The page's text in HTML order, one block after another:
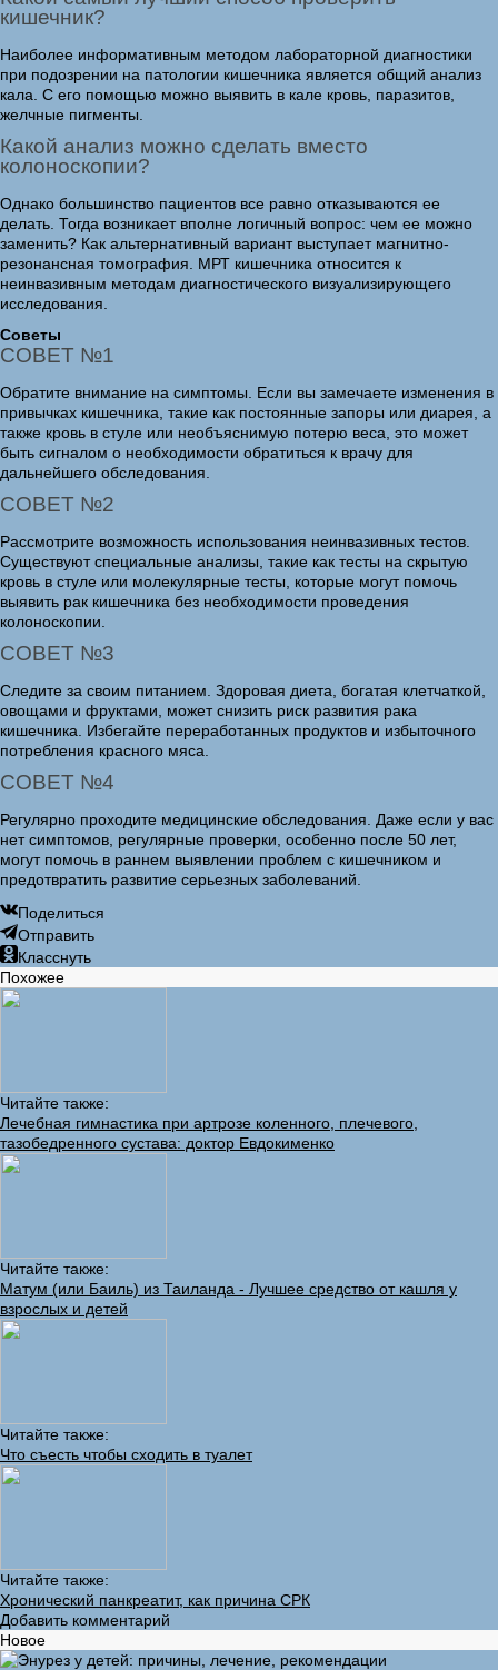
кишечник?
Наиболее информативным методом лабораторной диагностики
при подозрении на патологии кишечника является общий анализ
кала. С его помощью можно выявить в кале кровь, паразитов,
желчные пигменты.
Какой анализ можно сделать вместо
колоноскопии?
Однако большинство пациентов все равно отказываются ее
делать. Тогда возникает вполне логичный вопрос: чем ее можно
заменить? Как альтернативный вариант выступает магнитно-
резонансная томография. МРТ кишечника относится к
неинвазивным методам диагностического визуализирующего
исследования.
Советы
СОВЕТ №1
Обратите внимание на симптомы. Если вы замечаете изменения в
привычках кишечника, такие как постоянные запоры или диарея, а
также кровь в стуле или необъяснимую потерю веса, это может
быть сигналом о необходимости обратиться к врачу для
дальнейшего обследования.
СОВЕТ №2
Рассмотрите возможность использования неинвазивных тестов.
Существуют специальные анализы, такие как тесты на скрытую
кровь в стуле или молекулярные тесты, которые могут помочь
выявить рак кишечника без необходимости проведения
колоноскопии.
СОВЕТ №3
Следите за своим питанием. Здоровая диета, богатая клетчаткой,
овощами и фруктами, может снизить риск развития рака
кишечника. Избегайте переработанных продуктов и избыточного
потребления красного мяса.
СОВЕТ №4
Регулярно проходите медицинские обследования. Даже если у вас
нет симптомов, регулярные проверки, особенно после 50 лет,
могут помочь в раннем выявлении проблем с кишечником и
предотвратить развитие серьезных заболеваний.
Поделиться
Отправить
Класснуть
Похожее
Читайте также:
Лечебная гимнастика при артрозе коленного, плечевого,
тазобедренного сустава: доктор Евдокименко
Читайте также:
Матум (или Баиль) из Таиланда - Лучшее средство от кашля у
взрослых и детей
Читайте также:
Что съесть чтобы сходить в туалет
Читайте также:
Хронический панкреатит, как причина СРК
Добавить комментарий
Новое